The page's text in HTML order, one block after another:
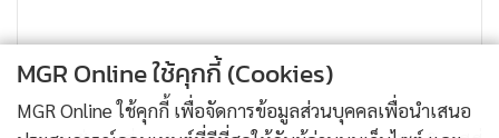
MGR Online ใช้คุกกี้ (Cookies)
MGR Online ใช้คุกกี้ เพื่อจัดการข้อมูลส่วนบุคคลเพื่อนำเสนอ